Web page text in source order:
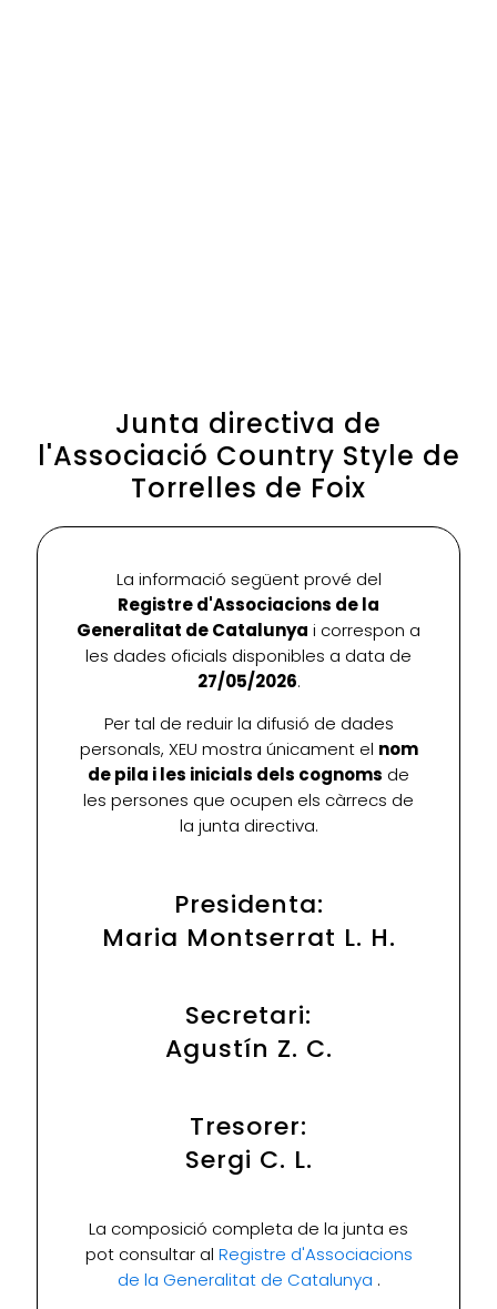
Junta directiva de
l'Associació Country Style de
Torrelles de Foix
La informació següent prové del
Registre d'Associacions de la
Generalitat de Catalunya i correspon a
les dades oficials disponibles a data de
27/05/2026.
Per tal de reduir la difusió de dades
personals, XEU mostra únicament el nom
de pila i les inicials dels cognoms de
les persones que ocupen els càrrecs de
la junta directiva.
Presidenta:
Maria Montserrat L. H.
Secretari:
Agustín Z. C.
Tresorer:
Sergi C. L.
La composició completa de la junta es
pot consultar al Registre d'Associacions
de la Generalitat de Catalunya .